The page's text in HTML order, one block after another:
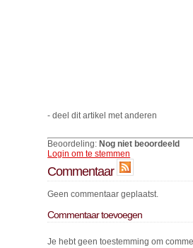
- deel dit artikel met anderen
Beoordeling: Nog niet beoordeeld
Login om te stemmen
Commentaar
Geen commentaar geplaatst.
Commentaar toevoegen
Je hebt geen toestemming om